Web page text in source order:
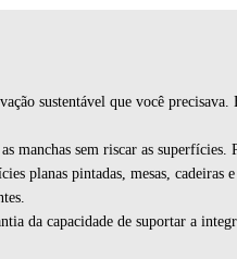
sustentável que você
manchas sem riscar as
planas pintadas, mesas,
da capacidade de suportar a